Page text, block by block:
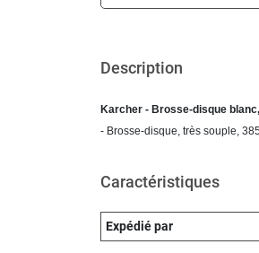
Description
Karcher - Brosse-disque
- Brosse-disque, très souple,
Caractéristiques
Expédié par